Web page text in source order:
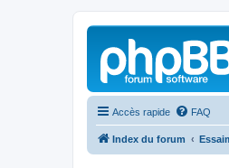
Accès rapide FAQ
Index du forum